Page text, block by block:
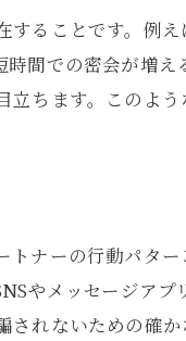
ることです。例
間での密会が増え
ちます。このよう
ナーの行動パタ
やメッセージアプ
れないための確